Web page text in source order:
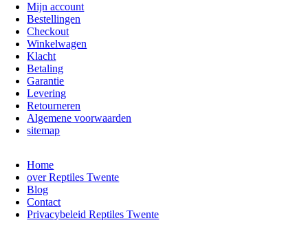
Mijn account
Bestellingen
Checkout
Winkelwagen
Klacht
Betaling
Garantie
Levering
Retourneren
Algemene voorwaarden
sitemap
Home
over Reptiles Twente
Blog
Contact
Privacybeleid Reptiles Twente